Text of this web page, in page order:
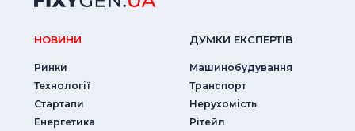
НОВИНИ
Ринки
Технології
Стартапи
Енергетика
ДУМКИ ЕКСПЕРТIВ
Машинобудування
Транспорт
Нерухомість
Рітейл